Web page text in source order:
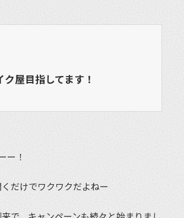
屋目指してます！
ー！
だけでワクワクだよねー